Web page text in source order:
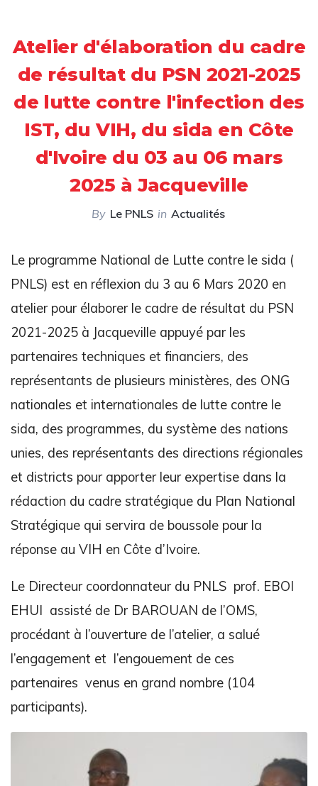
Atelier d'élaboration du cadre
de résultat du PSN 2021-2025
de lutte contre l'infection des
IST, du VIH, du sida en Côte
d'Ivoire du 03 au 06 mars
2025 à Jacqueville
By Le PNLS in Actualités
Le programme National de Lutte contre le sida (
PNLS) est en réflexion du 3 au 6 Mars 2020 en
atelier pour élaborer le cadre de résultat du PSN
2021-2025 à Jacqueville appuyé par les
partenaires techniques et financiers, des
représentants de plusieurs ministères, des ONG
nationales et internationales de lutte contre le
sida, des programmes, du système des nations
unies, des représentants des directions régionales
et districts pour apporter leur expertise dans la
rédaction du cadre stratégique du Plan National
Stratégique qui servira de boussole pour la
réponse au VIH en Côte d’Ivoire.
Le Directeur coordonnateur du PNLS prof. EBOI
EHUI assisté de Dr BAROUAN de l’OMS,
procédant à l’ouverture de l’atelier, a salué
l’engagement et l’engouement de ces
partenaires venus en grand nombre (104
participants).